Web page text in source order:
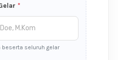
*
beserta seluruh gelar